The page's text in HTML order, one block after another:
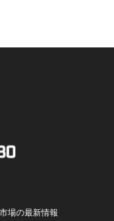
場の最新情報